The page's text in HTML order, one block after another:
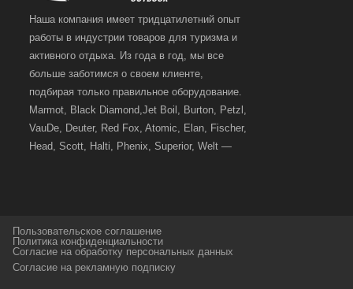
Наша компания имеет тридцатилетний опыт
работы в индустрии товаров для туризма и
активного отдыха. Из года в год, мы все
больше заботимся о своем клиенте,
подбирая только правильное оборудование.
Marmot, Black Diamond,Jet Boil, Burton, Petzl,
VauDe, Deuter, Red Fox, Atomic, Elan, Fischer,
Head, Scott, Halti, Phenix, Superior, Welt —
и взыскательных путешественников,
спортсменов и отдыхающих.
Пользовательское соглашение
Политика конфиденциальности
Согласие на обработку персональных данных
Согласие на рекламную подписку